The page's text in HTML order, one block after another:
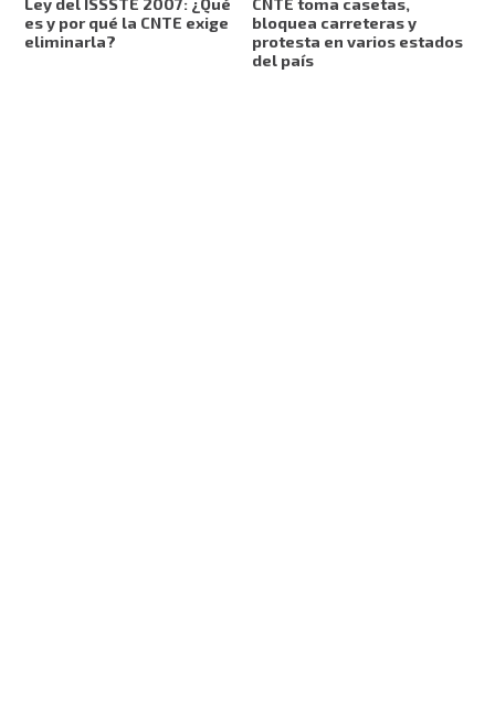
es y por qué la CNTE exige
eliminarla?
bloquea carreteras y
protesta en varios estados
del país